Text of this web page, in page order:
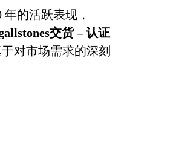
的活跃表现，
交货 – 认证
对市场需求的深刻